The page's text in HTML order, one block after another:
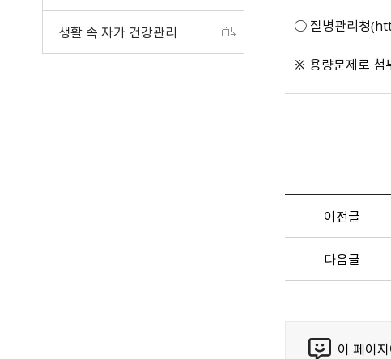
생활 속 자가 건강관리
○ 질병관리청（
※ 용량문제로 첨
이전글
다음글
이 페이